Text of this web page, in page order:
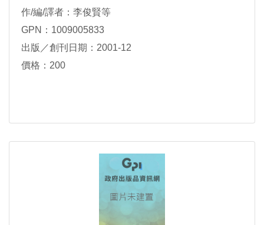
作/編/譯者：李俊賢等
GPN：1009005833
出版／創刊日期：2001-12
價格：200